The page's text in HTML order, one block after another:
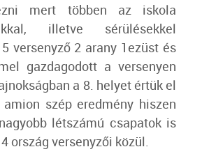
mert többen az iskola
illetve sérülésekkel
versenyző 2 arany 1ezüst és
gazdagodott a versenyen
a 8. helyet értük el
szép eredmény hiszen
létszámú csapatok is
ország versenyzői közül.